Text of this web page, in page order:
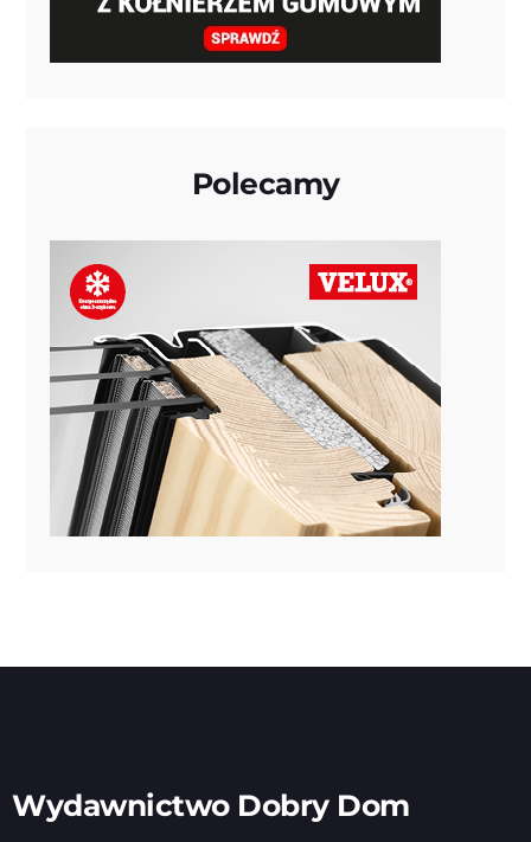
Polecamy
Wydawnictwo Dobry Dom